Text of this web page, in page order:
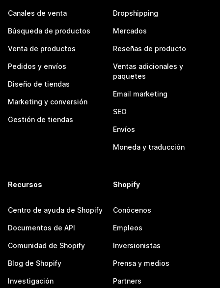
Canales de venta
Búsqueda de productos
Venta de productos
Pedidos y envíos
Diseño de tiendas
Marketing y conversión
Gestión de tiendas
Dropshipping
Mercados
Reseñas de producto
Ventas adicionales y
paquetes
Email marketing
SEO
Envíos
Moneda y traducción
Recursos
Centro de ayuda de Shopify
Documentos de API
Comunidad de Shopify
Blog de Shopify
Investigación
Shopify
Conócenos
Empleos
Inversionistas
Prensa y medios
Partners